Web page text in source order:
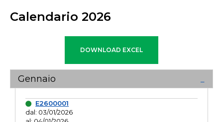
Calendario 2026
Gennaio
E2600001
dal: 03/01/2026